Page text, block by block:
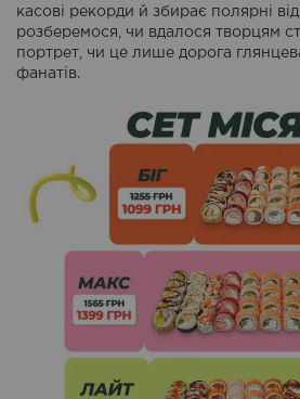
касові рекорди й збирає полярні
розберемося, чи вдалося творцям
портрет, чи це лише дорога
фанатів.